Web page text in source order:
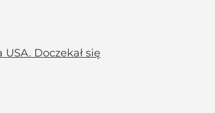
Doczekał się